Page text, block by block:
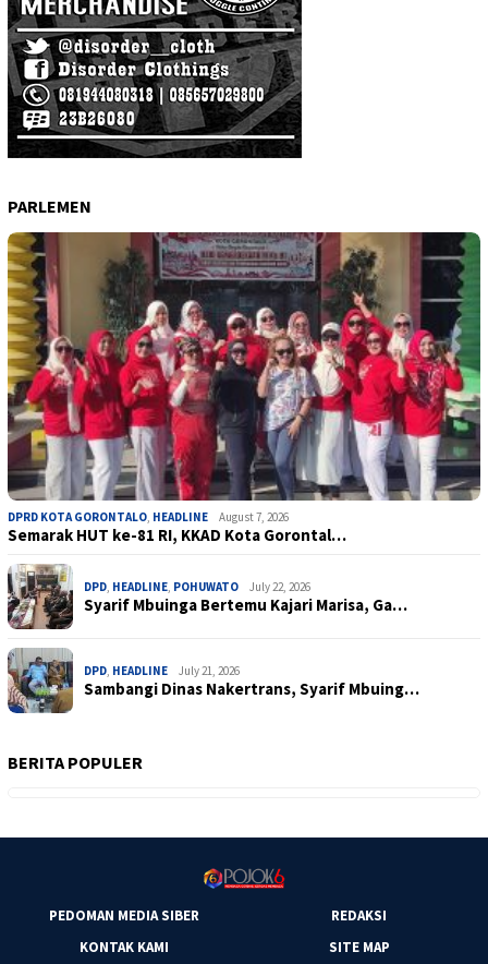
PARLEMEN
DPRD KOTA GORONTALO HEADLINE August 7, 2026
Semarak HUT ke-81 RI, KKAD Kota Gorontal…
DPD HEADLINE POHUWATO July 22, 2026
Syarif Mbuinga Bertemu Kajari Marisa, Ga…
DPD HEADLINE July 21, 2026
Sambangi Dinas Nakertrans, Syarif Mbuing…
BERITA POPULER
PEDOMAN MEDIA SIBER
REDAKSI
KONTAK KAMI
SITE MAP